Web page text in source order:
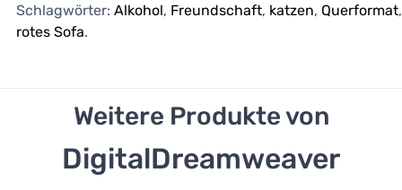
Schlagwörter:Alkohol, Freundschaft, katzen, Querformat,
rotes Sofa.
Weitere Produkte von
DigitalDreamweaver